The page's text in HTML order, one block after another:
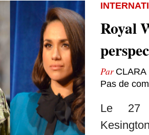
Royal
Par CLARA
Pas de
Le 27